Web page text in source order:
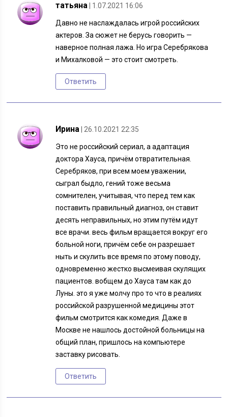
татьяна | 1.07.2021 16:06
Давно не наслаждалась игрой российских
актеров. За сюжет не берусь говорить —
наверное полная лажа. Но игра Серебрякова
и Михалковой — это стоит смотреть.
Ответить
Ирина | 26.10.2021 22:35
Это не российский сериал, а адаптация
доктора Хауса, причём отвратительная.
Серебряков, при всем моем уважении,
сыграл быдло, гений тоже весьма
сомнителен, учитывая, что перед тем как
поставить правильный диагноз, он ставит
десять неправильных, но этим путём идут
все врачи. весь фильм вращается вокруг его
больной ноги, причём себе он разрешает
ныть и скулить все время по этому поводу,
одновременно жестко высмеивая скулящих
пациентов. вобщем до Хауса там как до
Луны. это я уже молчу про то что в реалиях
российской разрушенной медицины этот
фильм смотрится как комедия. Даже в
Москве не нашлось достойной больницы на
общий план, пришлось на компьютере
заставку рисовать.
Ответить